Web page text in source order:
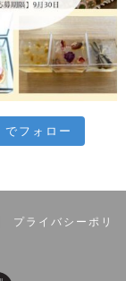
フォロー
プライバシーポリ